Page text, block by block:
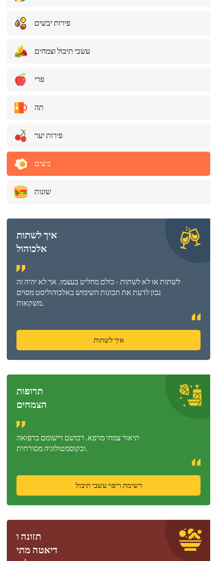
פירות יבשים
עשבי תיבול וצמחים
פרי
תה
פירות יער
ביצים
שונות
איך לשתות
אלכוהול
לשתות או לא לשתות - כולם מחליט בעצמו, אך לא יהיה זה
נכון לדעת את תכונות השימוש באלכוהוליסט מסוים
משקאות.
איך לשתות
תרופות
הצמחים
תיאור צמחי מרפא, רכושם ויישומם ברפואה
ובקוסמטולוגיה מסורתית.
רשימת ריפוי עשבי תיבול
תזונה ו
דיאטה מתי